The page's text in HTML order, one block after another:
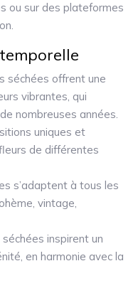
ou sur des plateformes
séchées offrent une
vibrantes, qui
nombreuses années.
uniques et
de différentes
s’adaptent à tous les
vintage,
inspirent un
en harmonie avec la